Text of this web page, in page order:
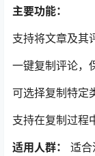
主要功能：
支持将文章及其
一键复制评论，
可选择复制特定
支持在复制过程
适用人群：
适合